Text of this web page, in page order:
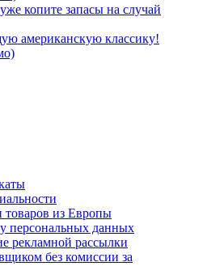
копите запасы на случай
американскую классику!
товаров из Европы
персональных данных
рекламной рассылки
без комиссии за